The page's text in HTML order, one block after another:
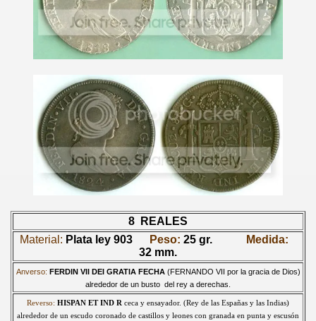
8 REALES
Material: Plata ley 903Peso: 25 gr.
Medida:
32 mm.
Anverso: FERDIN VII DEI GRATIA FECHA(FERNANDO VII por la gracia de Dios)
alrededor de un busto del rey a derechas.
Reverso: HISPAN ET IND R ceca y ensayador. (Rey de las Españas y las Indias)
alrededor de un escudo coronado de castillos y leones con granada en punta y escusón